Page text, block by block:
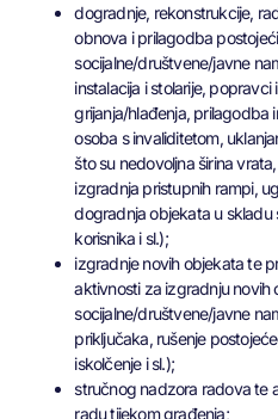
dogradnje, rekonstrukcije,
obnova i prilagodba
socijalne/društvene/javne
instalacija i stolarije,
grijanja/hlađenja, prilagodba
osoba s invaliditetom,
što su nedovoljna širina
izgradnja pristupnih rampi,
dogradnja objekata u
korisnika i sl.);
izgradnje novih objekata te
aktivnosti za izgradnju novih
socijalne/društvene/javne
priključaka, rušenje
iskolčenje i sl.);
stručnog nadzora radova te
radu tijekom građenja;